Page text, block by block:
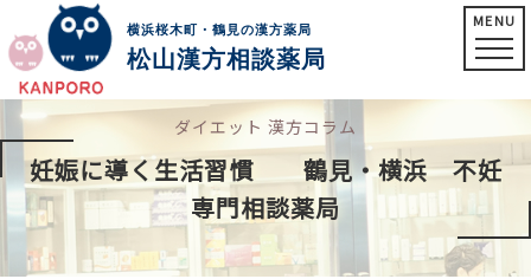
横浜桜木町・鶴見の漢方薬局
松山漢方相談薬局
MENU
ダイエット 漢方コラム
妊娠に導く生活習慣 鶴見・横浜 不妊
専門相談薬局